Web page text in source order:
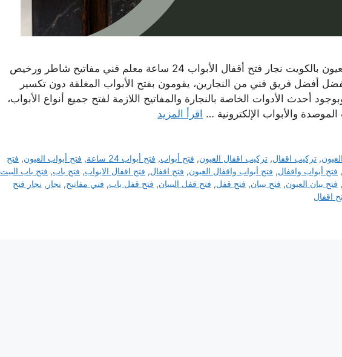
رقم فتح أبواب واقفال العيون بالكويت نجار فتح أقفال الأبواب 24 ساعة معلم فني مفاتيح شاطر ورخيص
أفضل فريق فني من النجارين، يقومون بفتح الأبواب المغلقة دون تكسير
أحدث الأدوات الخاصة بالنجارة والمفاتيح اللازمة لفتح جميع أنواع الأبواب،
والأبواب الإلكترونية … اقرأ المزيد
,تركيب اقفال,تركيب اقفال العيون, فتح أبواب, فتح أبواب 24 ساعة , فتح أبواب العيون, فتح
, فتح أبواب واقفال, فتح أبواب واقفال العيون, فتح اقفال, فتح اقفال الابواب, فتح باب, فتح باب البيت
, فتح بيان العيون, فتح بيبان, فتح قفل, فتح قفل البيبان, فتح قفل باب, فني مفاتيح, نجار , نجار فتح
اقفال